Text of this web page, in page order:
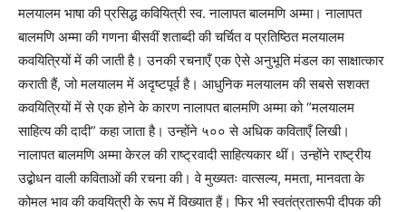
मलयालम भाषा की प्रसिद्ध कवियित्री स्व. नालापत बालमणि अम्मा। नालापत
बालमणि अम्मा की गणना बीसवीं शताब्दी की चर्चित व प्रतिष्ठित मलयालम
कवयित्रियों में की जाती है। उनकी रचनाएँ एक ऐसे अनुभूति मंडल का साक्षात्कार
कराती हैं, जो मलयालम में अदृष्टपूर्व है। आधुनिक मलयालम की सबसे सशक्त
कवयित्रियों में से एक होने के कारण नालापत बालमणि अम्मा को “मलयालम
साहित्य की दादी” कहा जाता है। उन्होंने ५०० से अधिक कविताएँ लिखी।
नालापत बालमणि अम्मा केरल की राष्ट्रवादी साहित्यकार थीं। उन्होंने राष्ट्रीय
उद्बोधन वाली कविताओं की रचना की। वे मुख्यतः वात्सल्य, ममता, मानवता के
कोमल भाव की कवयित्री के रूप में विख्यात हैं। फिर भी स्वतंत्रतारूपी दीपक की